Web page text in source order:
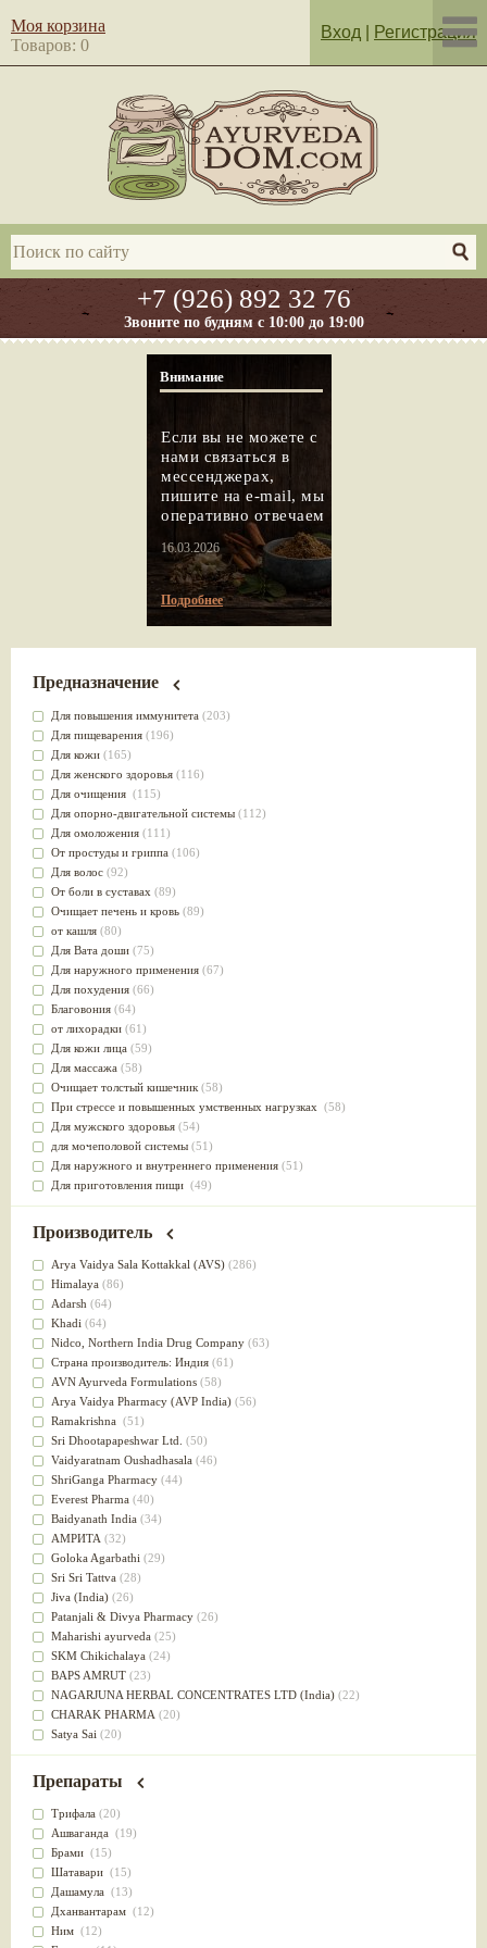
+7 (926) 892 32 76
Звоните по будням с 10:00 до 19:00
Моя корзина
Товаров: 0
Вход Регистрация
Внимание
Если вы не можете с
нами связаться в
мессенджерах,
пишите на e-mail, мы
оперативно отвечаем
16.03.2026
Подробнее
Предназначение
Для повышения иммунитета (203)
Для пищеварения (196)
Для кожи (165)
Для женского здоровья (116)
Для очищения (115)
Для опорно-двигательной системы (112)
Для омоложения (111)
От простуды и гриппа (106)
Для волос (92)
От боли в суставах (89)
Очищает печень и кровь (89)
от кашля (80)
Для Вата доши (75)
Для наружного применения (67)
Для похудения (66)
Благовония (64)
от лихорадки (61)
Для кожи лица (59)
Для массажа (58)
Очищает толстый кишечник (58)
При стрессе и повышенных умственных нагрузках (58)
Для мужского здоровья (54)
для мочеполовой системы (51)
Для наружного и внутреннего применения (51)
Для приготовления пищи (49)
от инфекций мочеполовой системы(49)
для суставов
Лечит опухоли и отеки(46)
Для медитации
выводит токсины
Для здоровья печени
Для тела(39)
для очищения крови(38)
При диабете(38)
Антиоксидант(37)
Для Капха(Кафа) доши
От паразитов(37)
При расстройстве желудка (36)
Успокоительное(36)
Для глаз(34)
от геморроя(34)
Противовоспалительное
Для Питта доши(32)
Для сердца(32)
Для сосудов головного мозга
Для полости рта(32)
Дефицит железа(31)
Для лица(31)
Употребление в пищу
Ароматерапия(29)
Жаропонижающее(29)
для памяти(28)
для почек(28)
Слабительное (28)
Афродизиак(27)
Напитки(27)
Для йоги (27)
Для потенции(26)
Для душа(25)
для концентрации внимания
при нарушении эрекции
Производитель
Arya Vaidya Sala Kottakkal (AVS) (286)
Himalaya (86)
Adarsh (64)
Khadi (64)
Nidсo, Northern India Drug Company (63)
Страна производитель: Индия (61)
AVN Ayurveda Formulations (58)
Arya Vaidya Pharmacy (AVP India) (56)
Ramakrishna (51)
Sri Dhootapapeshwar Ltd. (50)
Vaidyaratnam Oushadhasala (46)
ShriGanga Pharmacy (44)
Everest Pharma (40)
Baidyanath India (34)
АМРИТА (32)
Goloka Agarbathi (29)
Sri Sri Tattva (28)
Jiva (India) (26)
Patanjali & Divya Pharmacy (26)
Maharishi ayurveda (25)
SKM Chikichalaya (24)
BAPS AMRUT (23)
NAGARJUNA HERBAL CONCENTRATES LTD (India) (22)
CHARAK PHARMA (20)
Satya Sai (20)
Vyas(20)
Kerala Ayurveda
(19)
Organic India pvt ltd
Lalita(16)
Ashtang Herbals
Alarsin(14)
Vasu Health care
Baraka(13)
Dabur India Ltd
Препараты
Трифала (20)
Ашваганда (19)
Брами (15)
Шатавари (15)
Дашамула (13)
Дханвантарам (12)
Ним (12)